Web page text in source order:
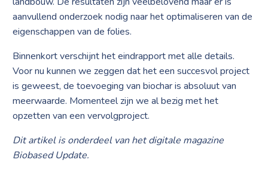
aanvullend onderzoek nodig naar het optimaliseren van de
eigenschappen van de folies.
Binnenkort verschijnt het eindrapport met alle details.
Voor nu kunnen we zeggen dat het een succesvol project
is geweest, de toevoeging van biochar is absoluut van
meerwaarde. Momenteel zijn we al bezig met het
opzetten van een vervolgproject.
Dit artikel is onderdeel van het digitale magazine
Biobased Update.